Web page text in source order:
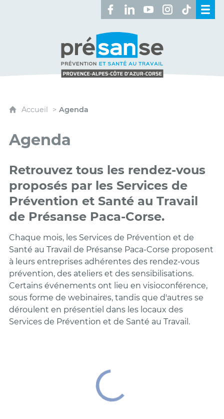
Retrouvez-nous sur Facebook
Retrouvez-nous sur
Retrouvez-nous sur
Retrouvez-
Accueil Agenda
Agenda
Retrouvez tous les rendez-vous
proposés par les Services de
Prévention et Santé au Travail
de Présanse Paca-Corse.
Chaque mois, les Services de Prévention et de
Santé au Travail de Présanse Paca-Corse proposent
à leurs entreprises adhérentes des rendez-vous
prévention, des ateliers et des sensibilisations.
Certains événements ont lieu en visioconférence,
sous forme de webinaires, tandis que d'autres se
déroulent en présentiel dans les locaux des
Services de Prévention et de Santé au Travail.